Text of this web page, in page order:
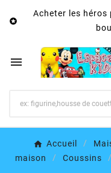

Acheter les

Accueil
maison
Coussins